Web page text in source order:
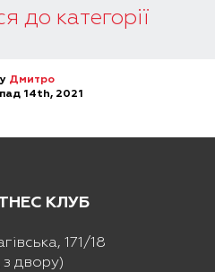
до категорії
Дмитро
14th, 2021
КЛУБ
171/18
з двору)